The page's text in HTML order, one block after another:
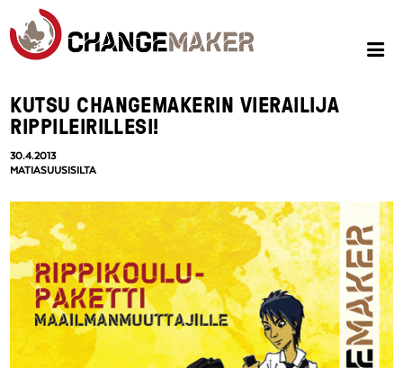
KUTSU CHANGEMAKERIN VIERAILIJA
RIPPILEIRILLESI!
30.4.2013
MATIASUUSISILTA